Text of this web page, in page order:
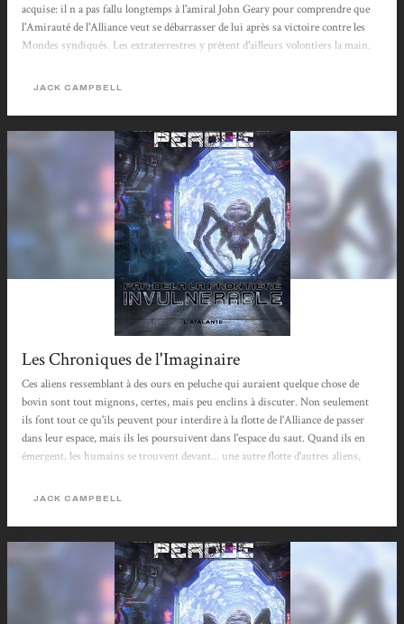
acquise: il n a pas fallu longtemps à l'amiral John Geary pour comprendre que
l'Amirauté de l'Alliance veut se débarrasser de lui après sa victoire contre les
Mondes syndiqués. Les extraterrestres y prêtent d'ailleurs volontiers la main.
affrontements et voici que l'armada spatiale d'une nouvelle espèce rejette aussi
JACK CAMPBELL
Les Chroniques de l'Imaginaire
Ces aliens ressemblant à des ours en peluche qui auraient quelque chose de
bovin sont tout mignons, certes, mais peu enclins à discuter. Non seulement
ils font tout ce qu'ils peuvent pour interdire à la flotte de l'Alliance de passer
dans leur espace, mais ils les poursuivent dans l'espace du saut. Quand ils en
émergent, les humains se trouvent devant... une autre flotte d'autres aliens,
Enigmas et aux Vachours, semblent disposés à parler, et pas amis du tout des
JACK CAMPBELL